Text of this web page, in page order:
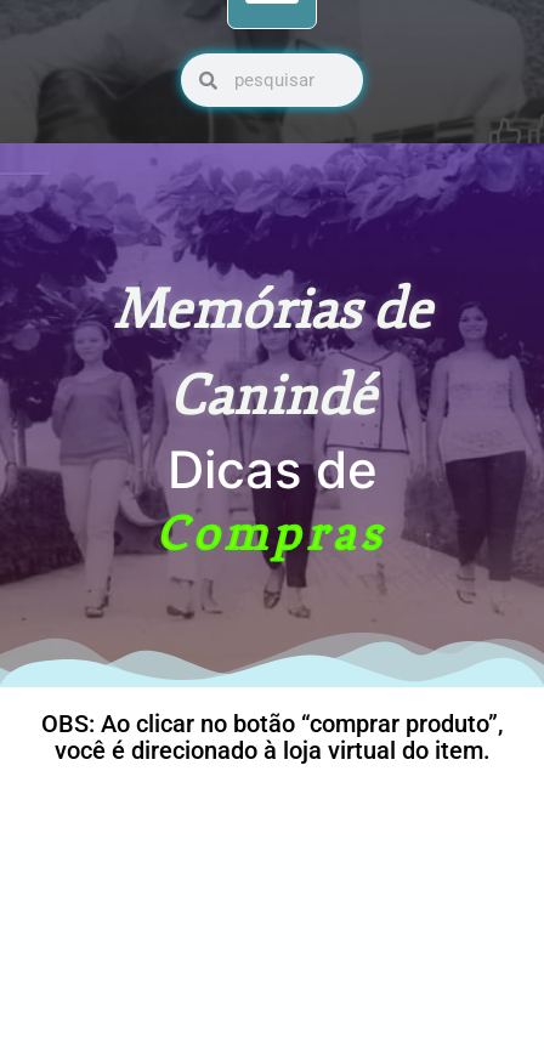
Pesquisar
Memórias de
Canindé
Dicas de
Compras
OBS: Ao clicar no botão “comprar produto”,
você é direcionado à loja virtual do item.